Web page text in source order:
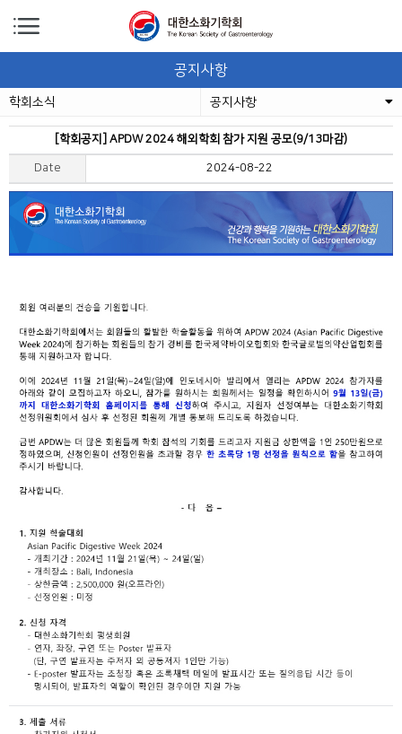
공지사항
학회소식 공지사항
[학회공지] APDW 2024 해외학회 참가 지원 공모(9/13마감)
Date 2024-08-22